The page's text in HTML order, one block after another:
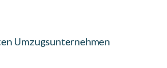
Umzugsunternehmen